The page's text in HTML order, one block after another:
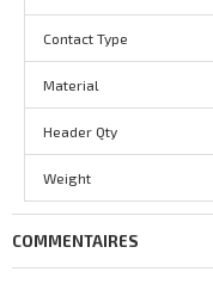
Contact Type
Material
Header Qty
Weight
COMMENTAIRES